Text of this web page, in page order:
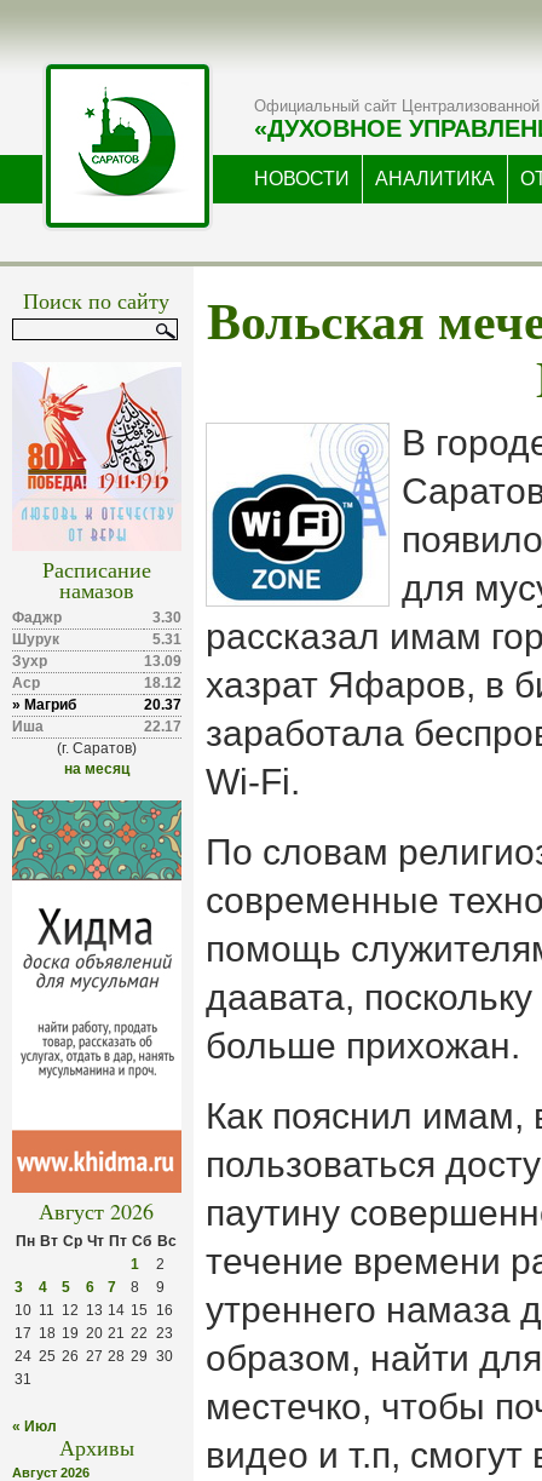
Официальный сайт Централизованной
«ДУХОВНОЕ
НОВОСТИ АНАЛИТИКА
Поиск по сайту
Расписание
намазов
Фаджр
3.30
Шурук
5.31
Зухр
13.09
Аср
18.12
» Магриб
20.37
Иша
22.17
(г. Саратов)
на месяц
Август 2026
Пн Вт Ср Чт Пт Сб Вс
1
2
3
4 5 6 7 8
9
10 11 12 13 14 15
16
17 18 19 20 21 22 23
24 25 26 27 28 29 30
31
« Июл
Архивы
Август 2026
Вольская
В
для
рассказал имам
хазрат Яфаров, в
заработала
Wi-Fi.
По словам
современные
помощь
даавата,
больше прихожан.
Как пояснил имам,
пользоваться
паутину
течение времени
утреннего намаза
образом, найти
местечко, чтобы
видео и т.п,